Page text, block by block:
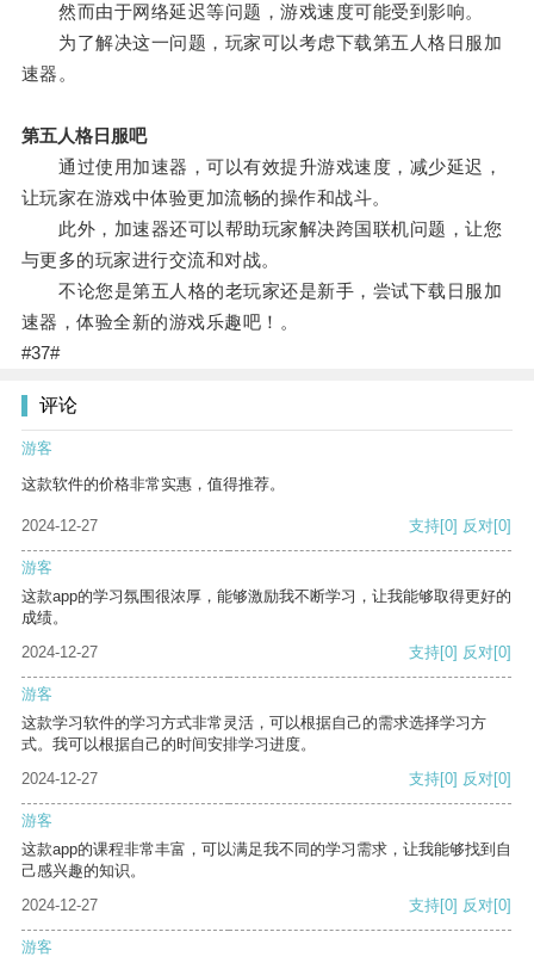
然而由于网络延迟等问题，游戏速度可能受到影响。
为了解决这一问题，玩家可以考虑下载第五人格日服加
速器。
第五人格日服吧
通过使用加速器，可以有效提升游戏速度，减少延迟，
让玩家在游戏中体验更加流畅的操作和战斗。
此外，加速器还可以帮助玩家解决跨国联机问题，让您
与更多的玩家进行交流和对战。
不论您是第五人格的老玩家还是新手，尝试下载日服加
速器，体验全新的游戏乐趣吧！。
#37#
评论
游客
这款软件的价格非常实惠，值得推荐。
2024-12-27 支持[0] 反对[0]
游客
这款app的学习氛围很浓厚，能够激励我不断学习，让我能够取得更好的
成绩。
2024-12-27
支持[0] 反对[0]
游客
这款学习软件的学习方式非常灵活，可以根据自己的需求选择学习方
式。我可以根据自己的时间安排学习进度。
2024-12-27
支持[0] 反对[0]
游客
这款app的课程非常丰富，可以满足我不同的学习需求，让我能够找到自
己感兴趣的知识。
2024-12-27
支持[0] 反对[0]
游客